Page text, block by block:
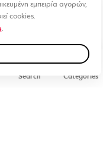
εμπειρία αγορών,
cookies.
.
Search Categories